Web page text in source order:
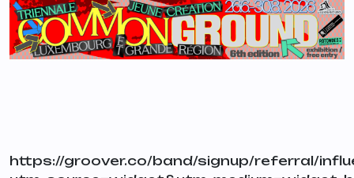
https://groover.co/band/signup/referral/